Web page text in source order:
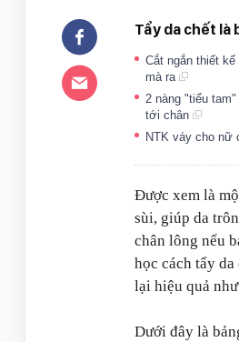
Tẩy da chết
Cắt ngắn thiết
mà ra
2 nàng "tiểu
tới chân
NTK váy cho nữ
Được xem là
sùi, giúp da
chân lông nếu
học cách tẩy
lại hiệu quả
Dưới đây là